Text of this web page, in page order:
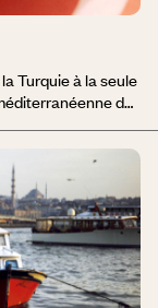
Turquie à la seule
du
côte turque offre
riche et
Le site antique de
de Kaleköy
un
pensez à une
!